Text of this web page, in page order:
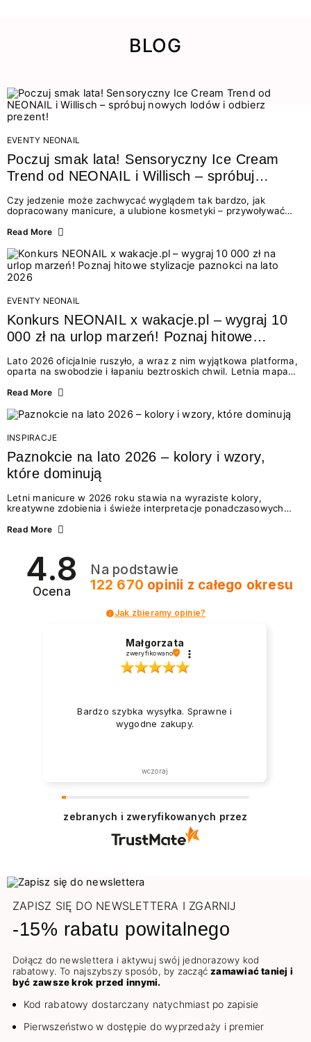
BLOG
EVENTY NEONAIL
Poczuj smak lata! Sensoryczny Ice Cream
Trend od NEONAIL i Willisch – spróbuj
nowych lodów i odbierz prezent!
Czy jedzenie może zachwycać wyglądem tak bardzo, jak
dopracowany manicure, a ulubione kosmetyki – przywoływać
świata beauty i oszałamiających deserów to coś więcej niż
zmysłami: przez soczysty kolor, aksamitną teksturę,
orzeźwiający zapach i słodki akcent na podniebieniu. Tego lata
NEONAIL łączy siły z marką Willisch, tworząc unikalny projekt
na styku jedzenia i piękna....
Read More
EVENTY NEONAIL
Konkurs NEONAIL x wakacje.pl – wygraj 10
000 zł na urlop marzeń! Poznaj hitowe
Lato 2026 oficjalnie ruszyło, a wraz z nim wyjątkowa platforma,
oparta na swobodzie i łapaniu beztroskich chwil. Letnia mapa
doświadczenia wakacji – od spontanicznych wyjazdów, przez
Motywem przewodnim jest eksplorowanie i kolekcjonowanie
letnich momentów. Z tej okazji przygotowaliśmy coś absolutnie
wyjątkowego: wielki konkurs z wakacje.pl oraz dawkę
najgorętszych trendów w...
Read More
INSPIRACJE
Paznokcie na lato 2026 – kolory i wzory,
które dominują
Letni manicure w 2026 roku stawia na wyraziste kolory,
kreatywne zdobienia i świeże interpretacje ponadczasowych
zarówno energetycznych odcieni inspirowanych wakacjami, jak
2026? Znajdź inspirację dla swojego manicure!
Read More
4.8
Ocena
Na podstawie
122 670 opinii z całego okresu
Jak zbieramy opinie?
Małgorzata
zweryfikowano
Bardzo szybka wysyłka. Sprawne i
wygodne zakupy.
wczoraj
zebranych i zweryfikowanych przez
ZAPISZ SIĘ DO NEWSLETTERA I ZGARNIJ
-15% rabatu powitalnego
Dołącz do newslettera i aktywuj swój jednorazowy kod
rabatowy. To najszybszy sposób, by zacząćzamawiać taniej i
być zawsze krok przed innymi.
Kod rabatowy dostarczany natychmiast po zapisie
Pierwszeństwo w dostępie do wyprzedaży i premier